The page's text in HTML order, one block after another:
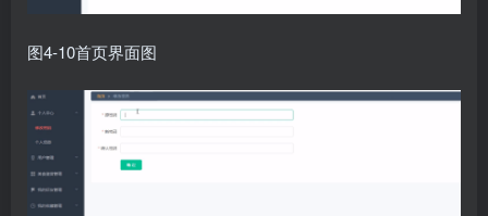
图4-10首页界面图